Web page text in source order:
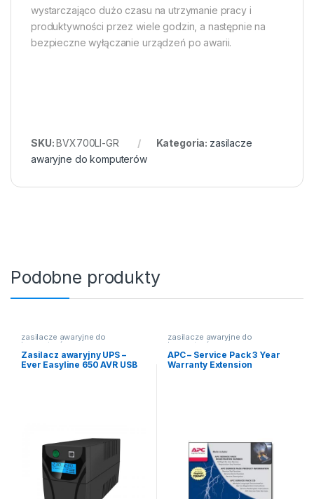
wystarczająco dużo czasu na utrzymanie pracy i
produktywności przez wiele godzin, a następnie na
bezpieczne wyłączanie urządzeń po awarii.
SKU:BVX700LI-GR Kategoria: zasilacze
awaryjne do komputerów
Podobne produkty
zasilacze awaryjne do
komputerów
Zasilacz awaryjny UPS –
Ever Easyline 650 AVR USB
zasilacze awaryjne do
komputerów
APC – Service Pack 3 Year
Warranty Extension